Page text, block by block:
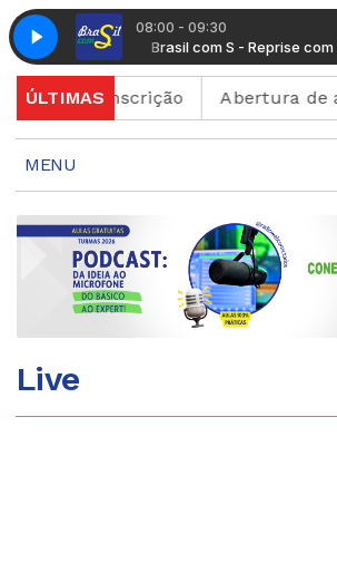
08:00 - 09:30
Leão Veloso Brasil com S - Reprise com
ÚLTIMAS
de inscrição Abertura de
MENU
Live